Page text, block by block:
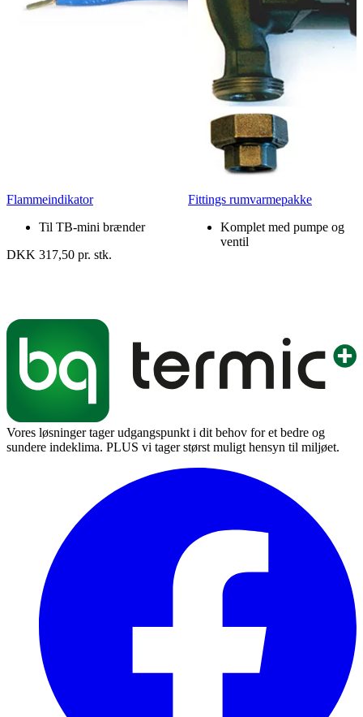
Flammeindikator
Til TB-mini brænder
DKK 317,50 pr. stk.
Fittings rumvarmepakke
Komplet med pumpe og
ventil
Vores løsninger tager udgangspunkt i dit behov for et bedre og
sundere indeklima. PLUS vi tager størst muligt hensyn til miljøet.